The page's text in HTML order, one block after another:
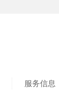
服务信息